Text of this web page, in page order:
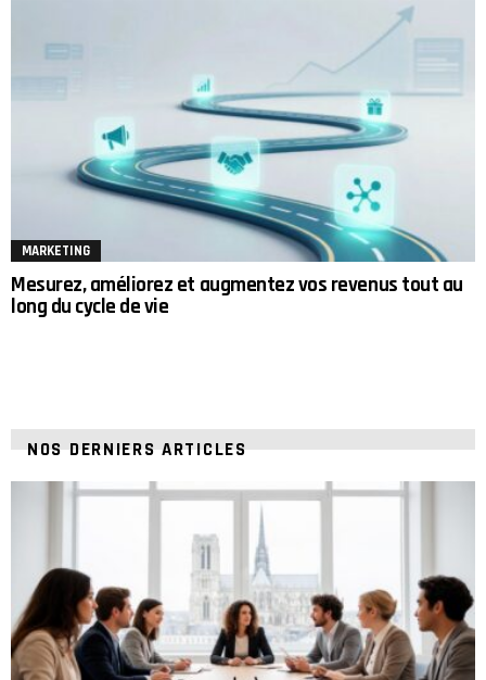
MARKETING
Mesurez, améliorez et augmentez vos revenus tout au
long du cycle de vie
NOS DERNIERS ARTICLES